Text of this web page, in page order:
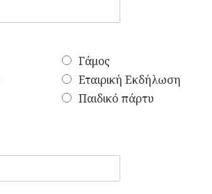
Γάμος
Εταιρική Εκδήλωση
Παιδικό πάρτυ